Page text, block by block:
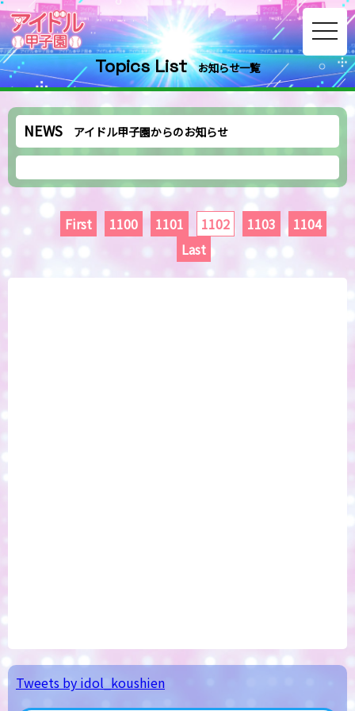
Topics List お知らせ一覧
NEWS アイドル甲子園からのお知らせ
First 1100 1101 1102 1103
1104
Last
Tweets by idol_koushien
toggle